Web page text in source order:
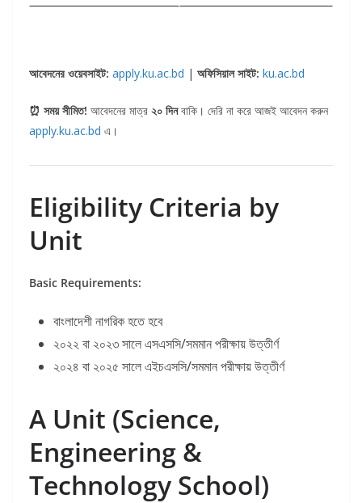
আবেদনের ওয়েবসাইট: apply.ku.ac.bd | অফিসিয়াল সাইট: ku.ac.bd
⏰ সময় সীমিত! আবেদনের মাত্র ২০ দিনবাকি। দেরি না করে আজই আবেদন করুন
apply.ku.ac.bd এ।
Eligibility Criteria by
Unit
Basic Requirements:
বাংলাদেশী নাগরিক হতে হবে
২০২২ বা ২০২৩ সালে এসএসসি/সমমান পরীক্ষায় উত্তীর্ণ
২০২৪ বা ২০২৫ সালে এইচএসসি/সমমান পরীক্ষায় উত্তীর্ণ
A Unit (Science,
Engineering &
Technology School)